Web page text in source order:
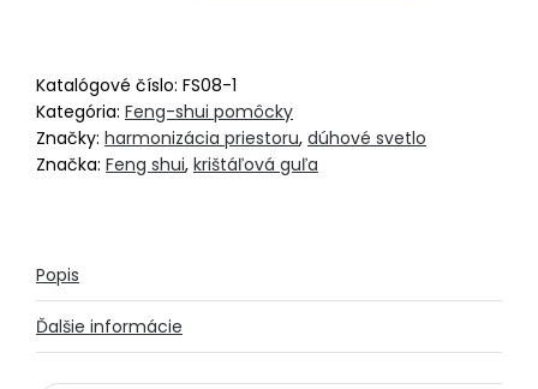
-
4
cm
Katalógové číslo: FS08-1
Kategória: Feng-shui pomôcky
Značky: harmonizácia priestoru, dúhové svetlo
Značka: Feng shui, krištáľová guľa
Popis
Ďalšie informácie